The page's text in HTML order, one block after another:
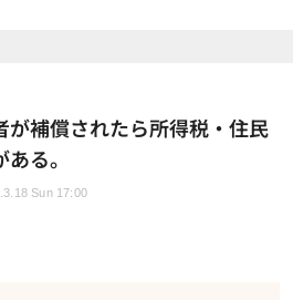
が補償されたら所得税・住民
る。
Sun 17:00